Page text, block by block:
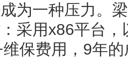
为一种压力。
采用x86平台
保费用，9年